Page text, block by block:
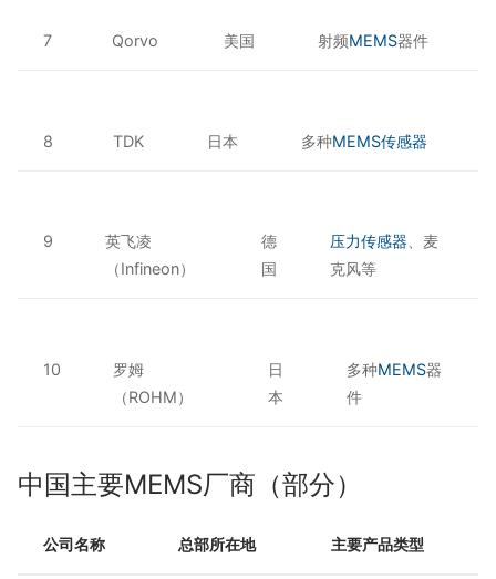
7 Qorvo 美国 射频MEMS器件
8 TDK 日本 多种MEMS传感器
9
英飞凌
（Infineon）
德
国
压力传感器 、麦
克风等
10
罗姆
（ROHM）
日
本
多种MEMS器
件
中国主要MEMS厂商（部分）
公司名称 总部所在地 主要产品类型